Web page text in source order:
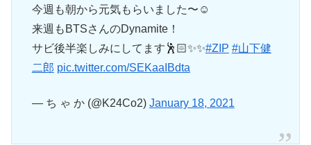
今週も朝から元気もらいました〜☺️
来週もBTSさんのDynamite！
サビ後半楽しみにしてます🕺🏻✨✨#ZIP #山下健
二郎 pic.twitter.com/SEKaaIBdta
— ち ゃ か (@K24Co2) January 18, 2021